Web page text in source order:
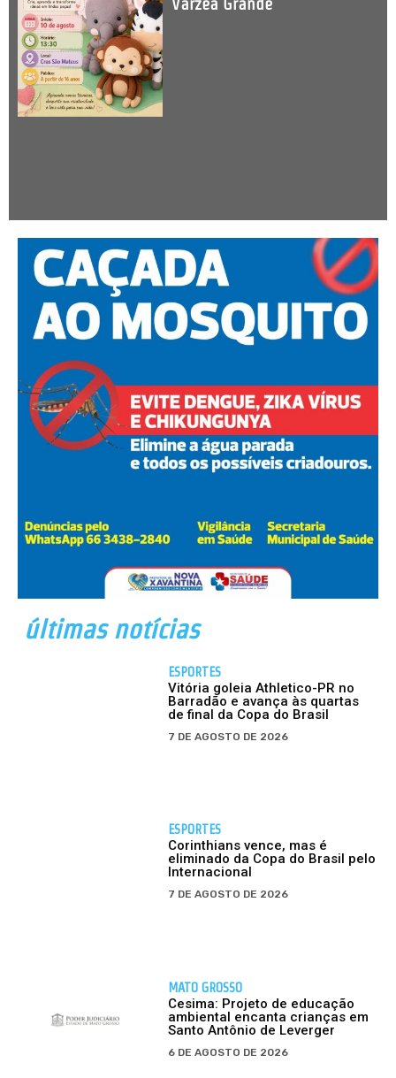
Várzea Grande
últimas notícias
ESPORTES
Vitória goleia Athletico-PR no
Barradão e avança às quartas
de final da Copa do Brasil
7 DE AGOSTO DE 2026
ESPORTES
Corinthians vence, mas é
eliminado da Copa do Brasil pelo
Internacional
7 DE AGOSTO DE 2026
MATO GROSSO
Cesima: Projeto de educação
ambiental encanta crianças em
Santo Antônio de Leverger
6 DE AGOSTO DE 2026